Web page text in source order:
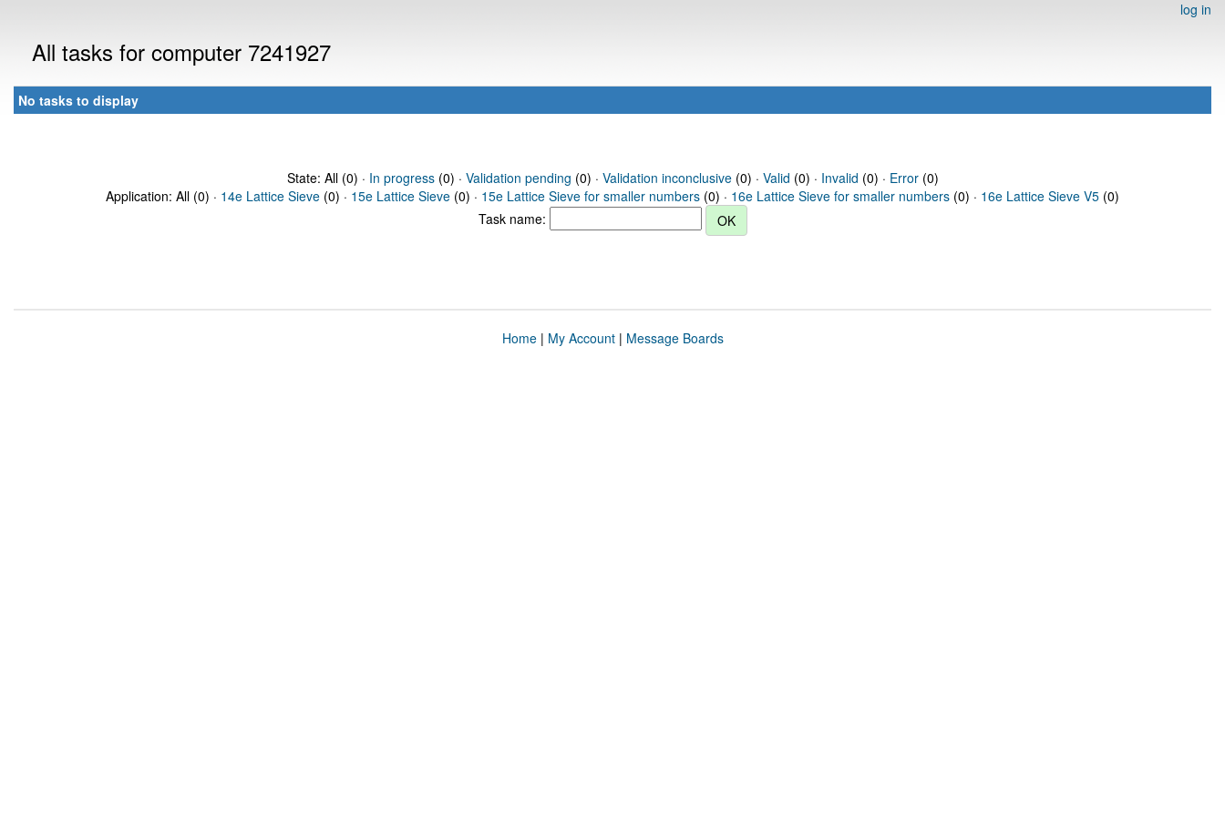
log in
All tasks for computer 7241927
No tasks to display
State: All (0) · In progress(0) · Validation pending (0) · Validation inconclusive(0) · Valid (0) · Invalid (0) · Error(0)
Application: All (0) · 14e Lattice Sieve (0) · 15e Lattice Sieve (0) · 15e Lattice Sieve for smaller numbers (0) · 16e Lattice Sieve for smaller numbers (0) · 16e Lattice Sieve V5 (0)
Task name:
Home| My Account| Message Boards